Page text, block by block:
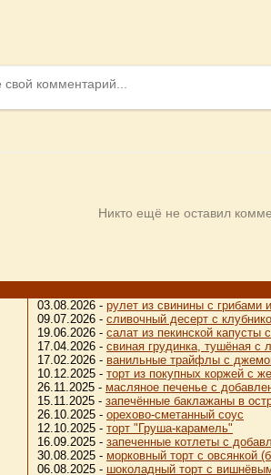
Никто ещё не оставил
03.08.2026 - рулет из свинины с
09.07.2026 - сливочный десерт с
19.06.2026 - салат из пекинской
17.04.2026 - свиная грудинка, тушёная с
17.02.2026 - ванильные трайфлы с
10.12.2025 - торт из покупных коржей с
26.11.2025 - масляное печенье с
15.11.2025 - запечённые баклажаны в
26.10.2025 - орехово-сметанный соус
12.10.2025 - торт "Груша-карамель"
16.09.2025 - запеченные котлеты с
30.08.2025 - морковный торт с овсянкой
06.08.2025 - шоколадный торт с